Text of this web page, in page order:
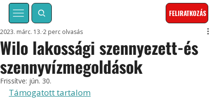
FELIRATKOZÁS
Wilo lakossági szennyezett-és
szennyvízmegoldások
2023. márc. 13. 2 perc olvasás
Frissítve: jún. 30.
Támogatott tartalom